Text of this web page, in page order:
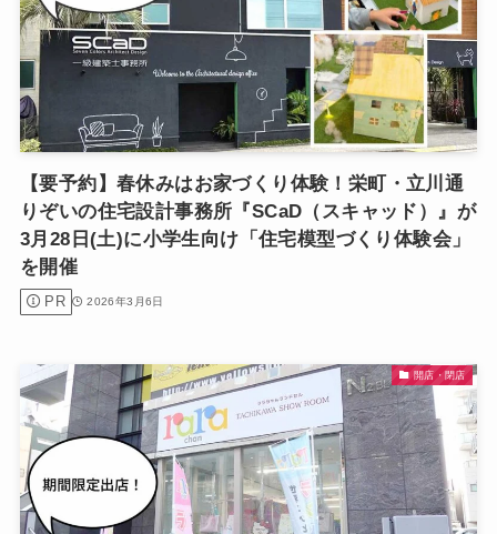
【要予約】春休みはお家づくり体験！栄町・立川通
りぞいの住宅設計事務所『SCaD（スキャッド）』が
3月28日(土)に小学生向け「住宅模型づくり体験会」
を開催
PR 2026年3月6日
開店・閉店